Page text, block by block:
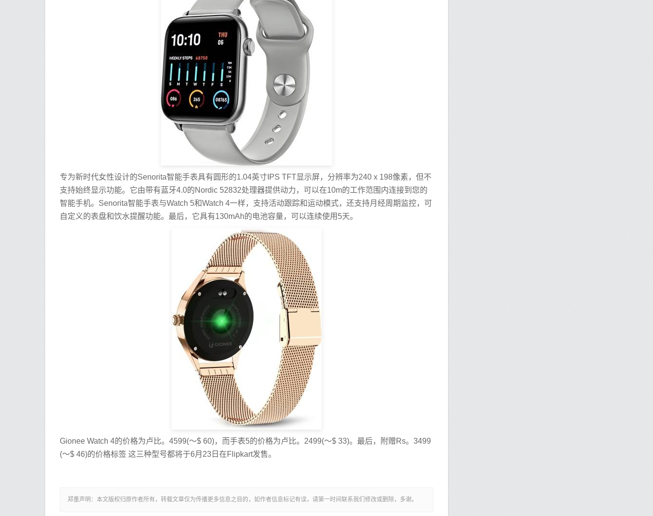
专为新时代女性设计的Senorita智能手表具有圆形的1.04英寸IPS TFT显示屏，分辨率为240 x 198像素，但不
支持始终显示功能。它由带有蓝牙4.0的Nordic 52832处理器提供动力，可以在10m的工作范围内连接到您的
智能手机。Senorita智能手表与Watch 5和Watch 4一样，支持活动跟踪和运动模式，还支持月经周期监控，可
自定义的表盘和饮水提醒功能。最后，它具有130mAh的电池容量，可以连续使用5天。
Gionee Watch 4的价格为卢比。4599(〜$ 60)，而手表5的价格为卢比。2499(〜$ 33)。最后，附赠Rs。3499
(〜$ 46)的价格标签 这三种型号都将于6月23日在Flipkart发售。
郑重声明：本文版权归原作者所有，转载文章仅为传播更多信息之目的，如作者信息标记有误，请第一时间联系我们修改或删除，多谢。